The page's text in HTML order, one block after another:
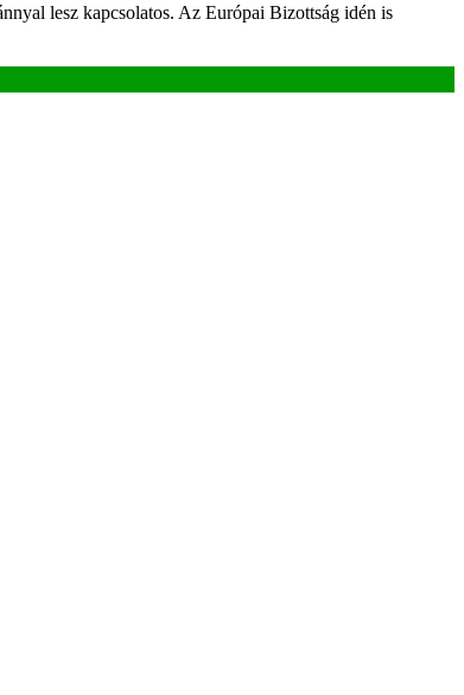
lesz kapcsolatos. Az Európai Bizottság idén is